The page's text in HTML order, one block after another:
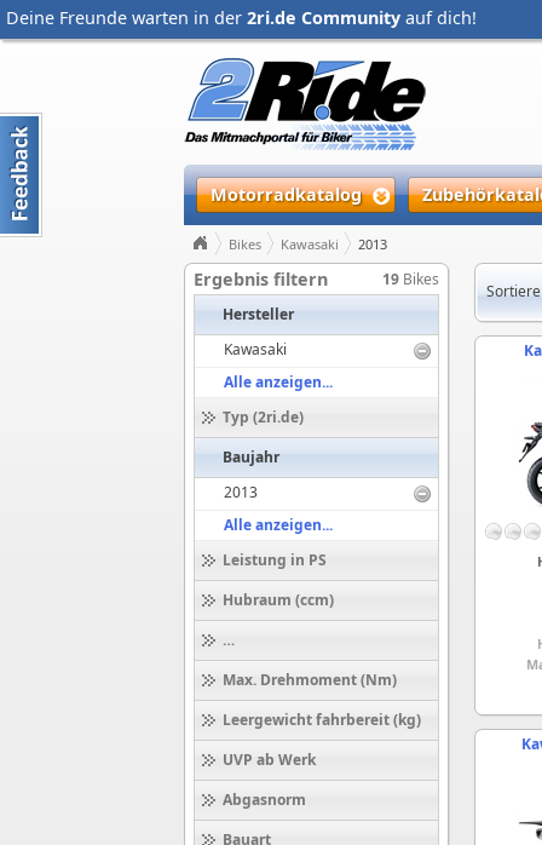
Deine Freunde warten in der 2ri.de Community auf dich!
Motorradkatalog
Bikes Kawasaki 2013
Ergebnis filtern 19 Bikes
Hersteller
Kawasaki
Alle anzeigen...
Typ (2ri.de)
Baujahr
2013
Alle anzeigen...
Leistung in PS
Hubraum (ccm)
Höchstgeschwindigkeit (km/h)
Max. Drehmoment (Nm)
Leergewicht fahrbereit (kg)
UVP ab Werk
Abgasnorm
Bauart